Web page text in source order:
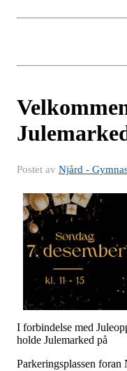
Postet av Njård -
I forbindelse med
holde Julemarked på
Parkeringsplassen foran